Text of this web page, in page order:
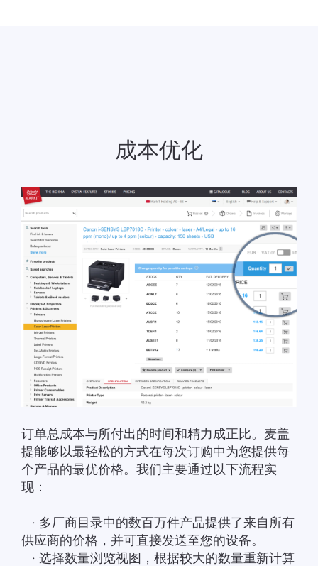
成本优化
订单总成本与所付出的时间和精力成正比。麦盖
提能够以最轻松的方式在每次订购中为您提供每
个产品的最优价格。我们主要通过以下流程实
现：
· 多厂商目录中的数百万件产品提供了来自所有
供应商的价格，并可直接发送至您的设备。
· 选择数量浏览视图，根据较大的数量重新计算